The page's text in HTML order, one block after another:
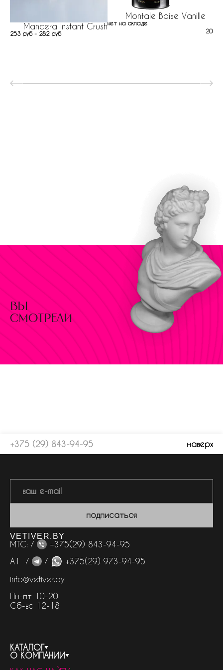
Mancera Instant Crush
253 руб - 282 руб
Montale Boise Vanille
нет на складе
205
вы
смотрели
+375 (29) 843-94-95 наверх
подписаться
VETIVER.BY
МТС: /
+375(29) 843-94-95
А1 /
/
+375(29) 973-94-95
info@vetiver.by
Пн-пт 10-20
Сб-вс 12-18
КАТАЛОГ
О КОМПАНИИ